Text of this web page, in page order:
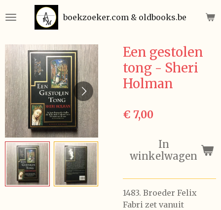
direct
de
hoofdinhoud
boekzoeker.com & oldbooks.be
Een gestolen
tong - Sheri
Holman
€ 7,00
In
winkelwagen
1483. Broeder Felix
Fabri zet vanuit